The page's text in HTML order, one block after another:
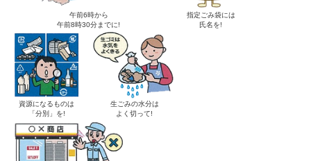
午前6時から
午前8時30分までに!
指定ごみ袋には
氏名を!
資源になるものは
「分別」を!
生ごみの水分は
よく切って!